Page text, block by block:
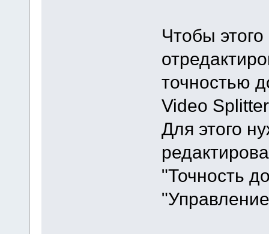
Чтобы
точностью
Video
Для этого
"Точность